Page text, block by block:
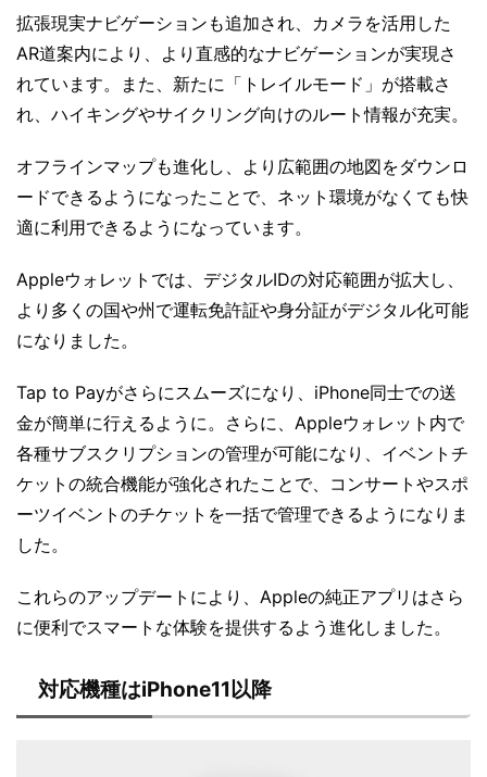
拡張現実ナビゲーションも追加され、カメラを活用した
AR道案内により、より直感的なナビゲーションが実現さ
れています。また、新たに「トレイルモード」が搭載さ
れ、ハイキングやサイクリング向けのルート情報が充実。
オフラインマップも進化し、より広範囲の地図をダウンロ
ードできるようになったことで、ネット環境がなくても快
適に利用できるようになっています。
Appleウォレットでは、デジタルIDの対応範囲が拡大し、
より多くの国や州で運転免許証や身分証がデジタル化可能
になりました。
Tap to Payがさらにスムーズになり、iPhone同士での送
金が簡単に行えるように。さらに、Appleウォレット内で
各種サブスクリプションの管理が可能になり、イベントチ
ケットの統合機能が強化されたことで、コンサートやスポ
ーツイベントのチケットを一括で管理できるようになりま
した。
これらのアップデートにより、Appleの純正アプリはさら
に便利でスマートな体験を提供するよう進化しました。
対応機種はiPhone11以降